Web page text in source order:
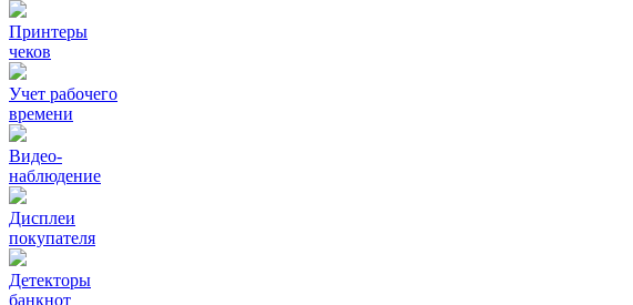
Принтеры
чеков
Учет рабочего
времени
Видео‑
наблюдение
Дисплеи
покупателя
Детекторы
банкнот